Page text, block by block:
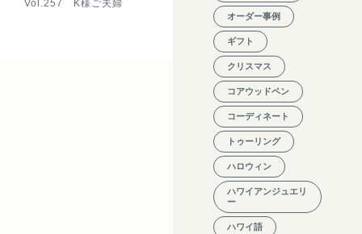
Vol.257 K様ご夫婦
オーダー事例
ギフト
クリスマス
コアウッドペン
コーディネート
トゥーリング
ハロウィン
ハワイアンジュエリ
ー
ハワイ語